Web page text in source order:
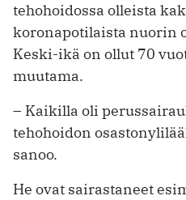
tehohoidossa olleista
koronapotilaista nuorin
Keski-ikä on ollut 70
muutama.
– Kaikilla oli
tehohoidon
sanoo.
He ovat sairastaneet